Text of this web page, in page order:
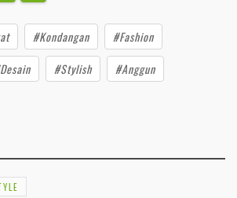
#Kondangan
#Fashion
#Stylish #Anggun